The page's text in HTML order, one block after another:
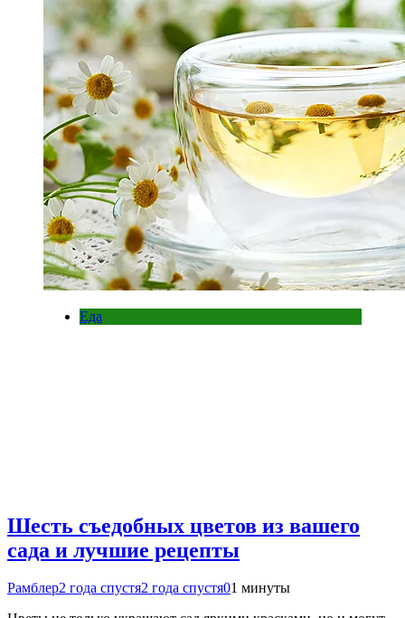
Еда
Шесть съедобных цветов из вашего
сада и лучшие рецепты
Рамблер2 года спустя2 года спустя01 минуты